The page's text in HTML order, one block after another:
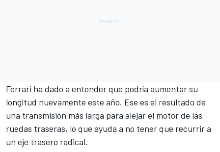
Ferrari ha dado a entender que podría aumentar su
longitud nuevamente este año. Ese es el resultado de
una transmisión más larga para alejar el motor de las
ruedas traseras, lo que ayuda a no tener que recurrir a
un eje trasero radical.